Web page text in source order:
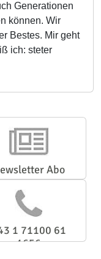
Generationen
können. Wir
Bestes. Mir geht
ich: steter
Abo
1 71100 61
1656